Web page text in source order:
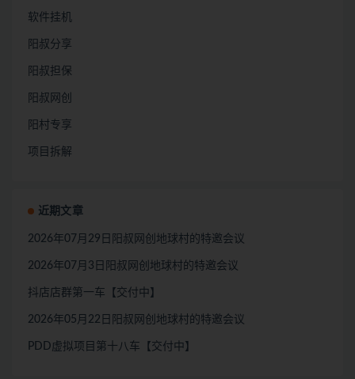
软件挂机
阳叔分享
阳叔担保
阳叔网创
阳村专享
项目拆解
近期文章
2026年07月29日阳叔网创地球村的特邀会议
2026年07月3日阳叔网创地球村的特邀会议
抖店店群第一车【交付中】
2026年05月22日阳叔网创地球村的特邀会议
PDD虚拟项目第十八车【交付中】